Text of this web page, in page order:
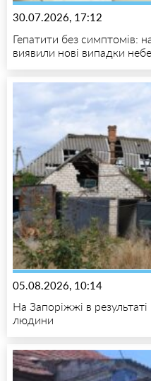
30.07.2026, 17:12
Гепатити без симптомів:
виявили нові випадки
05.08.2026, 10:14
На Запоріжжі в
людини